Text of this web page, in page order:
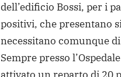
dell’edificio Bossi, per i
positivi, che presentano
necessitano comunque
Sempre presso